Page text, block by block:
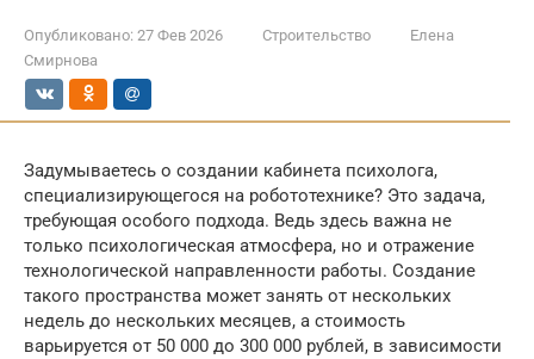
Опубликовано: 27 Фев 2026 Строительство
Елена
Смирнова
Задумываетесь о создании кабинета психолога,
специализирующегося на робототехнике? Это задача,
требующая особого подхода. Ведь здесь важна не
только психологическая атмосфера, но и отражение
технологической направленности работы. Создание
такого пространства может занять от нескольких
недель до нескольких месяцев, а стоимость
варьируется от 50 000 до 300 000 рублей, в зависимости